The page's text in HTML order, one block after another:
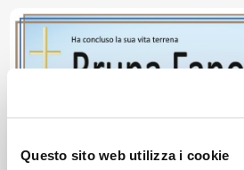
Questo sito web utilizza i cookie